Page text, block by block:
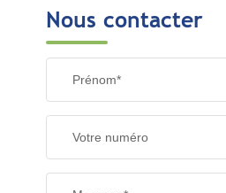
Nous contacter
Prénom*
Votre numéro